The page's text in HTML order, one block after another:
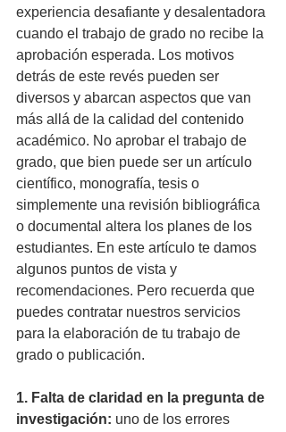
experiencia desafiante y desalentadora
cuando el trabajo de grado no recibe la
aprobación esperada. Los motivos
detrás de este revés pueden ser
diversos y abarcan aspectos que van
más allá de la calidad del contenido
académico. No aprobar el trabajo de
grado, que bien puede ser un artículo
científico, monografía, tesis o
simplemente una revisión bibliográfica
o documental altera los planes de los
estudiantes. En este artículo te damos
algunos puntos de vista y
recomendaciones. Pero recuerda que
puedes contratar nuestros servicios
para la elaboración de tu trabajo de
grado o publicación.
1. Falta de claridad en la pregunta de
investigación: uno de los errores